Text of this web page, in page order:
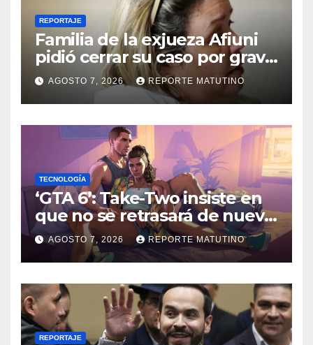
REPORTAJE
Familia de la exjueza Afiuni
pidió cerrar su caso por grave
enfermedad
AGOSTO 7, 2026 REPORTE MATUTINO
TECNOLOGÍA
‘GTA 6’: Take-Two insiste en
que no se retrasará de nuevo
y quiere que tú también
confíes
AGOSTO 7, 2026 REPORTE MATUTINO
REPORTAJE